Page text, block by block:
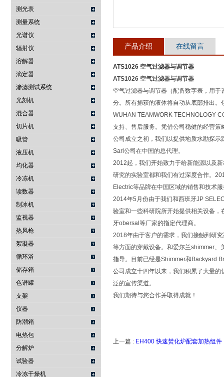
测光表
测量系统
光谱仪
辐射仪
溶解器
滴定器
渗滤测试系统
光刻机
混合器
切片机
吸管
液压机
均化器
冷冻机
读数器
制冰机
监视器
热风枪
絮凝器
循环浴
储存箱
色谱罐
支架
仪器
防潮箱
电热包
分解炉
试验器
冷冻干燥机
产品介绍 在线留言
ATS1026 空气过滤器与调节器
ATS1026 空气过滤器与调节器
空气过滤器与调节器（配备数字表，用
分。所有捕获的液体将自动从底部排出
WUHAN TEAMWORK TECHNOLOGY
支持、售后服务。凭借公司稳健的经营
公司成立之初，我们以提供地质水勘探
Sarl公司在中国的总代理。
2012起，我们开始致力于给新能源以及
研究的实验室都和我们有过深度合作。
Electric等品牌在中国区域的销售和技术
2014年5月份由于我们和西班牙JP
验室和一些科研院所开始提供相关设备
牙obersal等厂家的指定代理商。
2018年由于客户的需求，我们接触到研
等方面的穿戴设备。和爱尔兰shimmer、
指导。目前已经是Shimmer和Backyard
公司成立十四年以来，我们积累了大量
泛的宣传渠道。
我们期待与您合作并取得成就！
上一篇 : EH400 快速焚化炉配套加热组件